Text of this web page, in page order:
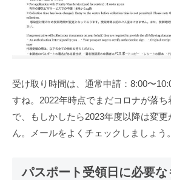
受け取り時間は、通常申請：8:00〜
すね。2022年時点でまだコロナが落
で、もしかしたら2023年度以降は変
ん。メールをよくチェックしましょう。
パスポート受領日に必要な